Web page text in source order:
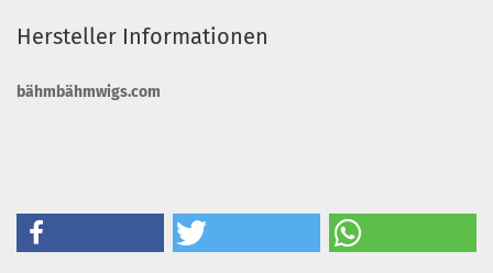
Hersteller Informationen
bähmbähmwigs.com